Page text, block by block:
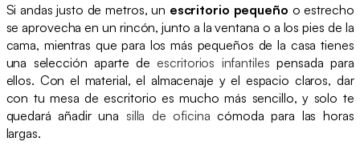
Si andas justo de metros, un escritorio pequeño o estrecho
se aprovecha en un rincón, junto a la ventana o a los pies de la
cama, mientras que para los más pequeños de la casa tienes
una selección aparte deescritorios infantiles pensada para
ellos. Con el material, el almacenaje y el espacio claros, dar
con tu mesa de escritorio es mucho más sencillo, y solo te
quedará añadir una silla de oficina cómoda para las horas
largas.